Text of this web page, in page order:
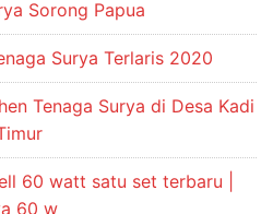
Sorong Papua
Surya Terlaris 2020
Tenaga Surya di Desa Kadi
60 watt satu set terbaru |
60 w